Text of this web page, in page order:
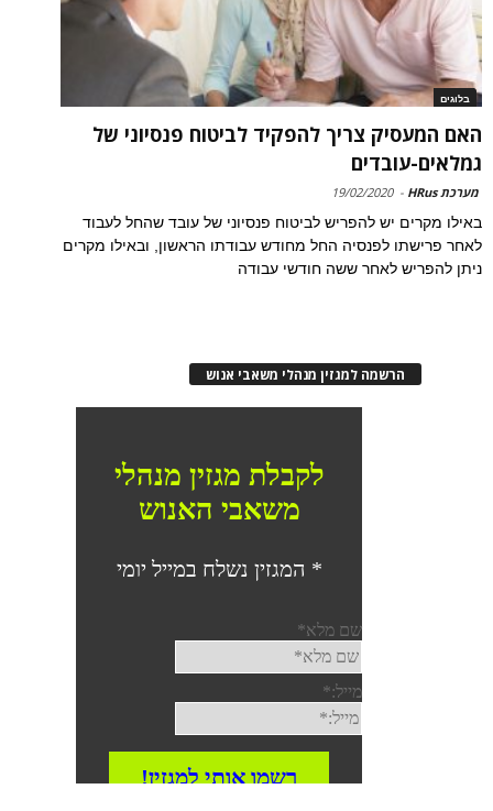
בלוגים
האם המעסיק צריך להפקיד לביטוח פנסיוני של
גמלאים-עובדים
מערכת HRus -
19/02/2020
באילו מקרים יש להפריש לביטוח פנסיוני של עובד שהחל לעבוד
לאחר פרישתו לפנסיה החל מחודש עבודתו הראשון, ובאילו מקרים
ניתן להפריש לאחר ששה חודשי עבודה
הרשמה למגזין מנהלי משאבי אנוש